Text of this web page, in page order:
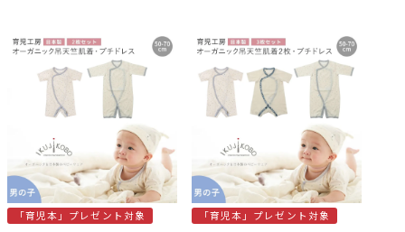
「育児本」プレゼント対象 「育児本」プレゼント対象